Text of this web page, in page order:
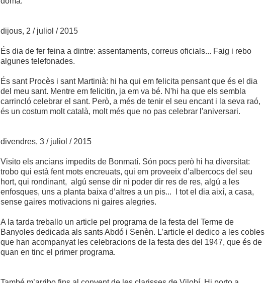
dijous, 2 / juliol / 2015
És dia de fer feina a dintre: assentaments, correus oficials... Faig i rebo
algunes telefonades.
És sant Procès i sant Martinià: hi ha qui em felicita pensant que és el dia
del meu sant. Mentre em felicitin, ja em va bé. N'hi ha que els sembla
carrincló celebrar el sant. Però, a més de tenir el seu encant i la seva raó,
és un costum molt català, molt més que no pas celebrar l'aniversari.
divendres, 3 / juliol / 2015
Visito els ancians impedits de Bonmatí. Són pocs però hi ha diversitat:
trobo qui està fent mots encreuats, qui em proveeix d’albercocs del seu
hort, qui rondinant, algú sense dir ni poder dir res de res, algú a les
enfosques, uns a planta baixa d’altres a un pis... I tot el dia així, a casa,
sense gaires motivacions ni gaires alegries.
A la tarda treballo un article pel programa de la festa del Terme de
Banyoles dedicada als sants Abdó i Senèn. L’article el dedico a les cobles
que han acompanyat les celebracions de la festa des del 1947, que és de
quan en tinc el primer programa.